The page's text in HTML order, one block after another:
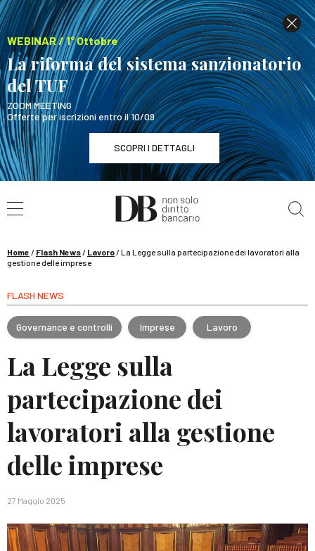
WEBINAR / 1° Ottobre
La riforma del sistema sanzionatorio
del TUF
ZOOM MEETING
Offerte per iscrizioni entro il 10/09
SCOPRI I DETTAGLI
WEBINAR / 1° Ottobre
La riforma del sistema sanzionatorio del TUF
Home / Flash News/ Lavoro/La Legge sulla partecipazione dei lavoratori alla
gestione delle imprese
FLASH NEWS
Governance e controlli Imprese Lavoro
La Legge sulla
partecipazione dei
lavoratori alla gestione
delle imprese
27 Maggio 2025